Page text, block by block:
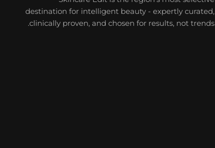
destination for intelligent beauty - expertly curated,
clinically proven, and chosen for results, not trends.